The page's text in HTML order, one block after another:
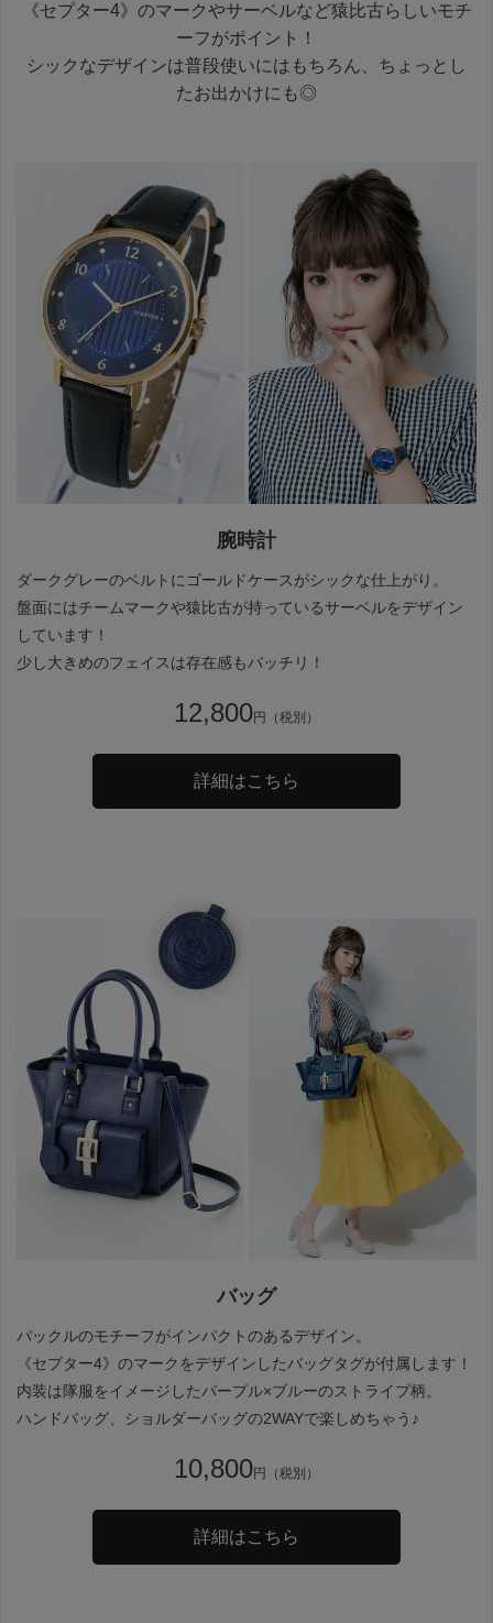
《セプター4》のマークやサーベルなど猿比古らしいモチ
ーフがポイント！
シックなデザインは普段使いにはもちろん、ちょっとし
たお出かけにも◎
腕時計
ダークグレーのベルトにゴールドケースがシックな仕上がり。
盤面にはチームマークや猿比古が持っているサーベルをデザイン
しています！
少し大きめのフェイスは存在感もバッチリ！
12,800円（税別）
詳細はこちら
バッグ
バックルのモチーフがインパクトのあるデザイン。
《セプター4》のマークをデザインしたバッグタグが付属します！
内装は隊服をイメージしたパープル×ブルーのストライプ柄。
ハンドバッグ、ショルダーバッグの2WAYで楽しめちゃう♪
10,800円（税別）
詳細はこちら